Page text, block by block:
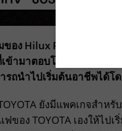
อง Hilux REVO ที่ได้ชื่อ
ข้ามาตอบโจทย์ผู้ประกอบ
รถนำไปเริ่มต้นอาชีพได้โ
ยังมีแพคเกจสำ
ของ TOYOTA เองให้ไ